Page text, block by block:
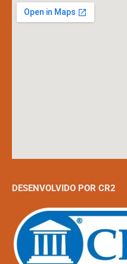
DESENVOLVIDO POR CR2